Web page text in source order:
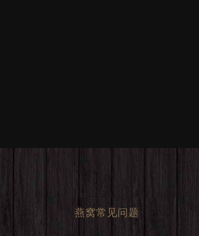
燕窝常见问题